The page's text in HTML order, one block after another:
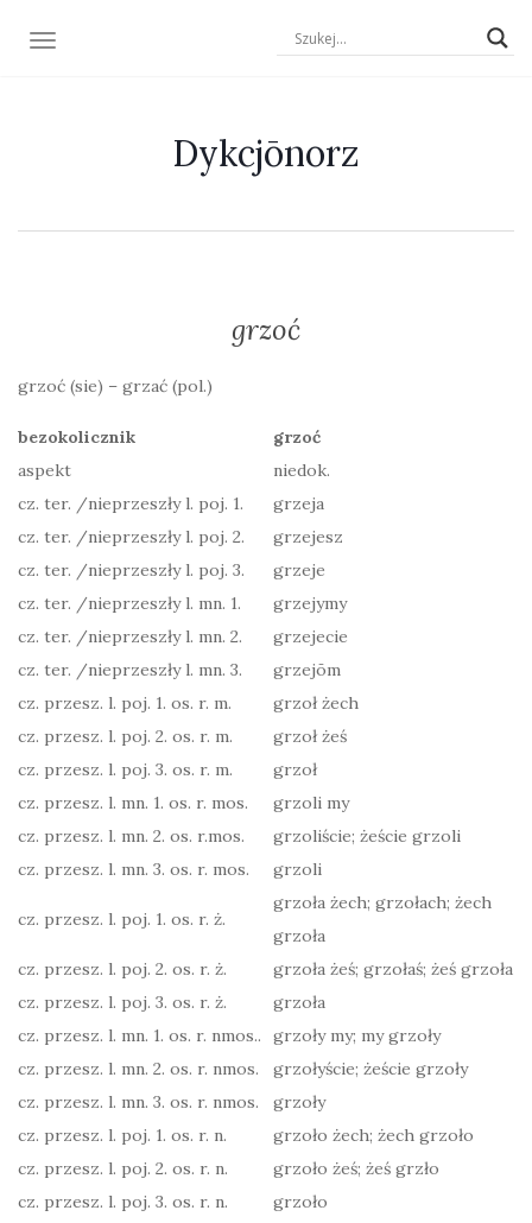
TOGGLE NAVIGATION
Dykcjōnorz
grzoć
grzoć (sie) – grzać (pol.)
bezokolicznik
grzoć
aspekt
niedok.
cz. ter. /nieprzeszły l. poj. 1.
grzeja
cz. ter. /nieprzeszły l. poj. 2.
grzejesz
cz. ter. /nieprzeszły l. poj. 3.
grzeje
cz. ter. /nieprzeszły l. mn. 1.
grzejymy
cz. ter. /nieprzeszły l. mn. 2.
grzejecie
cz. ter. /nieprzeszły l. mn. 3.
grzejōm
cz. przesz. l. poj. 1. os. r. m.
grzoł żech
cz. przesz. l. poj. 2. os. r. m.
grzoł żeś
cz. przesz. l. poj. 3. os. r. m.
grzoł
cz. przesz. l. mn. 1. os. r. mos.
grzoli my
cz. przesz. l. mn. 2. os. r.mos.
grzoliście; żeście grzoli
cz. przesz. l. mn. 3. os. r. mos.
grzoli
cz. przesz. l. poj. 1. os. r. ż.
grzoła żech; grzołach; żech
grzoła
cz. przesz. l. poj. 2. os. r. ż.
grzoła żeś; grzołaś; żeś grzoła
cz. przesz. l. poj. 3. os. r. ż.
grzoła
cz. przesz. l. mn. 1. os. r. nmos..
grzoły my; my grzoły
cz. przesz. l. mn. 2. os. r. nmos.
grzołyście; żeście grzoły
cz. przesz. l. mn. 3. os. r. nmos.
grzoły
cz. przesz. l. poj. 1. os. r. n.
grzoło żech; żech grzoło
cz. przesz. l. poj. 2. os. r. n.
grzoło żeś; żeś grzło
cz. przesz. l. poj. 3. os. r. n.
grzoło